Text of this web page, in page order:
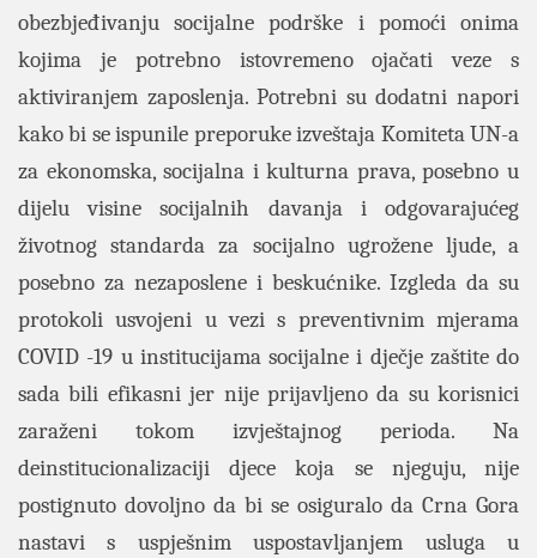
obezbjeđivanju socijalne podrške i pomoći onima
kojima je potrebno istovremeno ojačati veze s
aktiviranjem zaposlenja. Potrebni su dodatni napori
kako bi se ispunile preporuke izveštaja Komiteta UN-a
za ekonomska, socijalna i kulturna prava, posebno u
dijelu visine socijalnih davanja i odgovarajućeg
životnog standarda za socijalno ugrožene ljude, a
posebno za nezaposlene i beskućnike. Izgleda da su
protokoli usvojeni u vezi s preventivnim mjerama
COVID -19 u institucijama socijalne i dječje zaštite do
sada bili efikasni jer nije prijavljeno da su korisnici
zaraženi tokom izvještajnog perioda. Na
deinstitucionalizaciji djece koja se njeguju, nije
postignuto dovoljno da bi se osiguralo da Crna Gora
nastavi s uspješnim uspostavljanjem usluga u